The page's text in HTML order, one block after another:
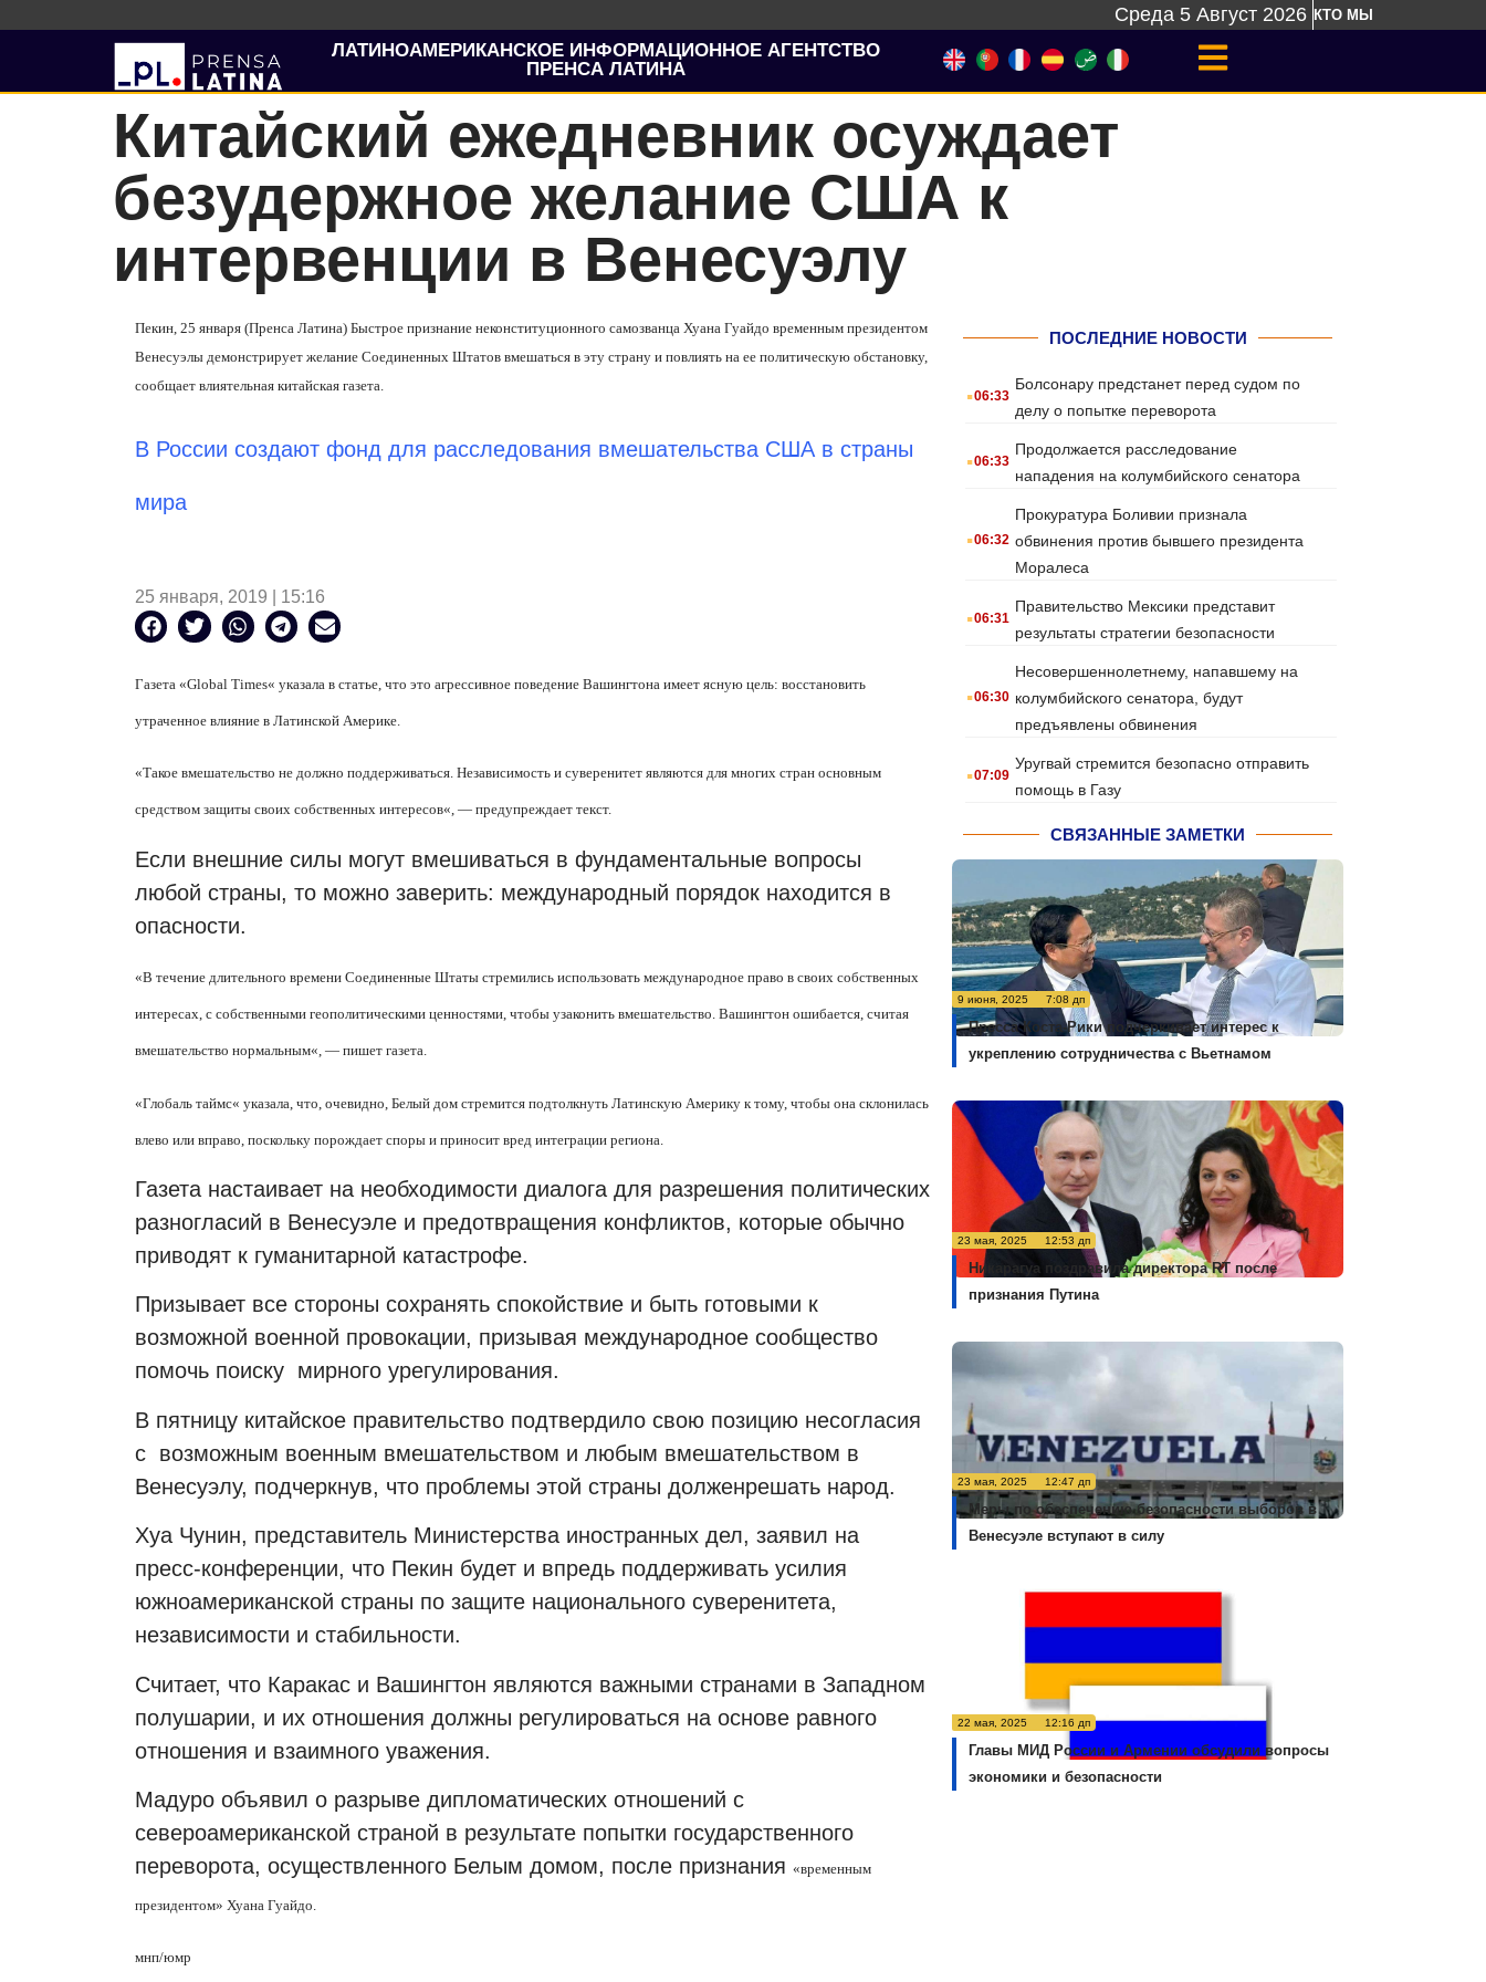
Среда 5 Август 2026 КТО МЫ
ЛАТИНОАМЕРИКАНСКОЕ ИНФОРМАЦИОННОЕ АГЕНТСТВО
ПРЕНСА ЛАТИНА
Китайский ежедневник осуждает
безудержное желание США к
интервенции в Венесуэлу
Пекин, 25 января (Пренса Латина) Быстрое признание неконституционного самозванца Хуана Гуайдо временным президентом
Венесуэлы демонстрирует желание Соединенных Штатов вмешаться в эту страну и повлиять на ее политическую обстановку,
сообщает влиятельная китайская газета.
В России создают фонд для расследования вмешательства США в страны
мира
25 января, 2019 | 15:16
Газета «Global Times« указала в статье, что это агрессивное поведение Вашингтона имеет ясную цель: восстановить
утраченное влияние в Латинской Америке.
«Такое вмешательство не должно поддерживаться. Независимость и суверенитет являются для многих стран основным
средством защиты своих собственных интересов«, — предупреждает текст.
Если внешние силы могут вмешиваться в фундаментальные вопросы
любой страны, то можно заверить: международный порядок находится в
опасности.
«В течение длительного времени Соединенные Штаты стремились использовать международное право в своих собственных
интересах, с собственными геополитическими ценностями, чтобы узаконить вмешательство. Вашингтон ошибается, считая
вмешательство нормальным«, — пишет газета.
«Глобаль таймс« указала, что, очевидно, Белый дом стремится подтолкнуть Латинскую Америку к тому, чтобы она склонилась
влево или вправо, поскольку порождает споры и приносит вред интеграции региона.
Газета настаивает на необходимости диалога для разрешения политических
разногласий в Венесуэле и предотвращения конфликтов, которые обычно
приводят к гуманитарной катастрофе.
Призывает все стороны сохранять спокойствие и быть готовыми к
возможной военной провокации, призывая международное сообщество
помочь поиску мирного урегулирования.
В пятницу китайское правительство подтвердило свою позицию несогласия
с возможным военным вмешательством и любым вмешательством в
Венесуэлу, подчеркнув, что проблемы этой страны долженрешать народ.
Хуа Чунин, представитель Министерства иностранных дел, заявил на
пресс-конференции, что Пекин будет и впредь поддерживать усилия
южноамериканской страны по защите национального суверенитета,
независимости и стабильности.
Считает, что Каракас и Вашингтон являются важными странами в Западном
полушарии, и их отношения должны регулироваться на основе равного
отношения и взаимного уважения.
Мадуро объявил о разрыве дипломатических отношений с
североамериканской страной в результате попытки государственного
переворота, осуществленного Белым домом, после признания «временным
президентом» Хуана Гуайдо.
мнп/юмр
ПОСЛЕДНИЕ НОВОСТИ
.06:33
Болсонару предстанет перед судом по
делу о попытке переворота
.06:33
Продолжается расследование
нападения на колумбийского сенатора
.06:32
Прокуратура Боливии признала
обвинения против бывшего президента
Моралеса
.06:31
Правительство Мексики представит
результаты стратегии безопасности
.06:30
Несовершеннолетнему, напавшему на
колумбийского сенатора, будут
предъявлены обвинения
.07:09
Уругвай стремится безопасно отправить
помощь в Газу
СВЯЗАННЫЕ ЗАМЕТКИ
9 июня, 2025 7:08 дп
Пресса Коста-Рики подчеркивает интерес к
укреплению сотрудничества с Вьетнамом
23 мая, 2025 12:53 дп
Никарагуа поздравила директора RT после
признания Путина
23 мая, 2025 12:47 дп
Меры по обеспечению безопасности выборов в
Венесуэле вступают в силу
22 мая, 2025 12:16 дп
Главы МИД России и Армении обсудили вопросы
экономики и безопасности